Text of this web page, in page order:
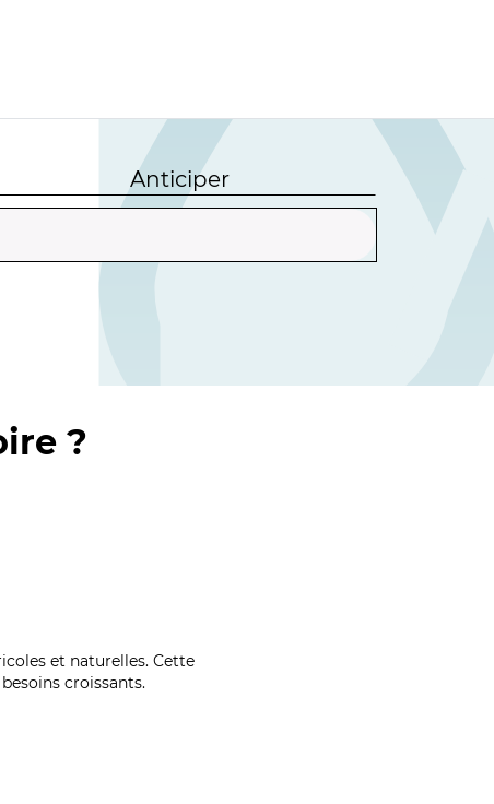
Anticiper
?
et naturelles. Cette
croissants.